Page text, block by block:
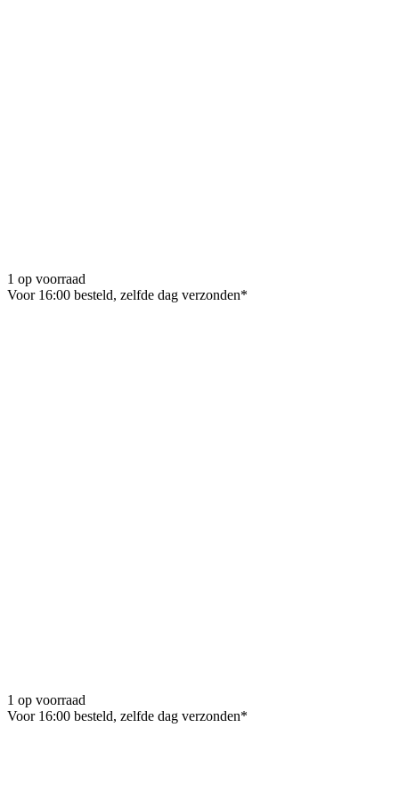
1 op voorraad
Voor 16:00 besteld, zelfde dag verzonden*
1 op voorraad
Voor 16:00 besteld, zelfde dag verzonden*